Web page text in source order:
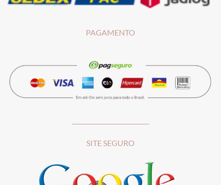
PAGAMENTO
SITE SEGURO